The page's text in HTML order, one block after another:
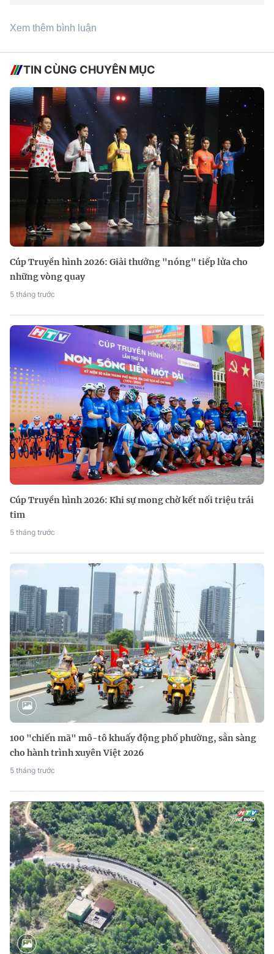
Xem thêm bình luận
TIN CÙNG CHUYÊN MỤC
Cúp Truyền hình 2026: Giải thưởng "nóng" tiếp lửa cho
những vòng quay
5 tháng trước
Cúp Truyền hình 2026: Khi sự mong chờ kết nối triệu trái
tim
5 tháng trước
100 "chiến mã" mô-tô khuấy động phố phường, sẵn sàng
cho hành trình xuyên Việt 2026
5 tháng trước